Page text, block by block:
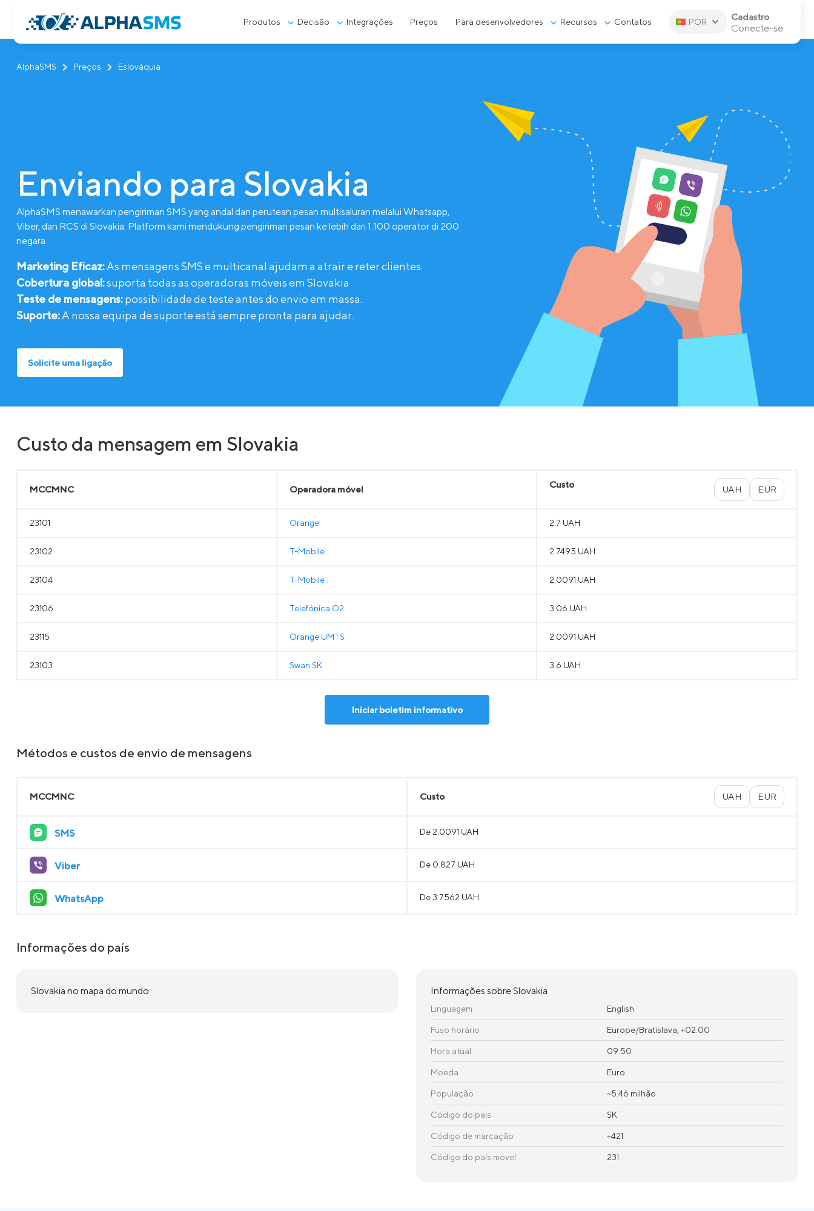
AlphaSMS Preços Eslováquia
Produtos Decisão Integrações Preços Para desenvolvedores Recursos Contatos POR Cadastro
Conecte-se
Enviando para Slovakia
AlphaSMS menawarkan pengiriman SMS yang andal dan perutean pesan multisaluran melalui Whatsapp,
Viber, dan RCS di Slovakia. Platform kami mendukung pengiriman pesan ke lebih dari 1.100 operator di 200
negara
Marketing Eficaz:As mensagens SMS e multicanal ajudam a atrair e reter clientes.
Cobertura global:suporta todas as operadoras móveis em Slovakia
Teste de mensagens:possibilidade de teste antes do envio em massa.
Suporte:A nossa equipa de suporte está sempre pronta para ajudar.
Solicite uma ligação
Custo da mensagem em Slovakia
MCCMNC Operadora móvel Custo UAH EUR
23101 Orange 2.7 UAH
23102 T-Mobile 2.7495 UAH
23104 T-Mobile 2.0091 UAH
23106 Telefónica O2 3.06 UAH
23115 Orange UMTS 2.0091 UAH
23103 Swan SK 3.6 UAH
Iniciar boletim informativo
Métodos e custos de envio de mensagens
MCCMNC Custo UAH EUR
SMS De 2.0091 UAH
Viber De 0.827 UAH
WhatsApp De 3.7562 UAH
Informações do país
Slovakia no mapa do mundo Informações sobre Slovakia
Linguagem English
Fuso horário Europe/Bratislava, +02:00
Hora atual 09:50
Moeda Euro
População ~5.46 milhão
Código do país SK
Código de marcação +421
Código do país móvel 231